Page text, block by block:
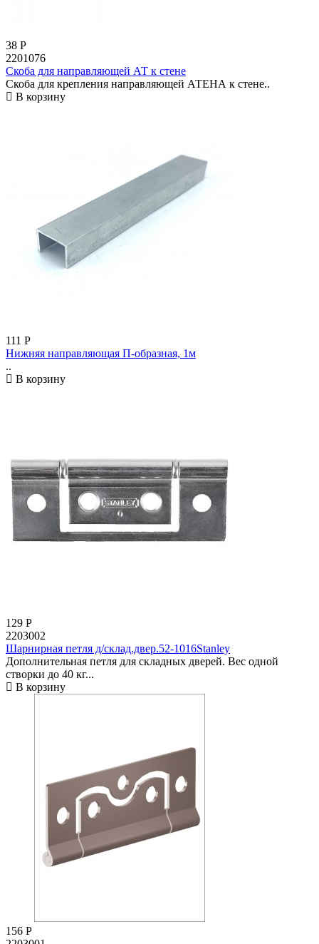
38 Р
2201076
Скоба для направляющей АТ к стене
Скоба для крепления направляющей АТЕНА к стене..
В корзину
111 Р
Нижняя направляющая П-образная, 1м
..
В корзину
129 Р
2203002
Шарнирная петля д/склад.двер.52-1016Stanley
Дополнительная петля для складных дверей. Вес одной
створки до 40 кг...
В корзину
156 Р